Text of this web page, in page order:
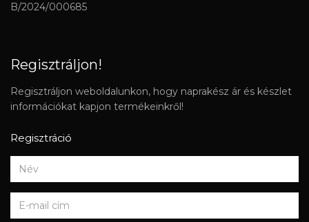
B/2024/000685
Regisztráljon!
Regisztráljon weboldalunkon, hogy naprakész ár és készlet
információkat kapjon termékeinkről!
Regisztráció